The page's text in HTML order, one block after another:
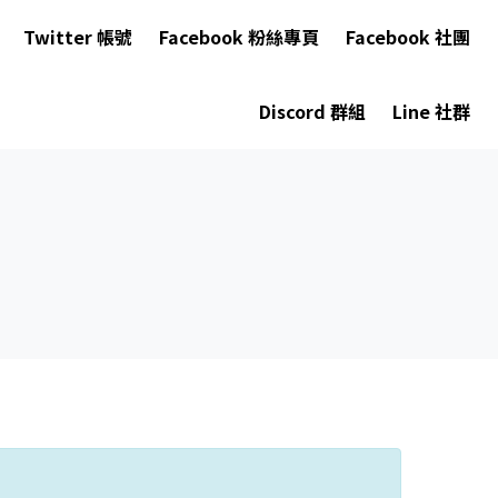
Twitter 帳號 Facebook 粉絲專頁 Facebook 社團
Discord 群組 Line 社群